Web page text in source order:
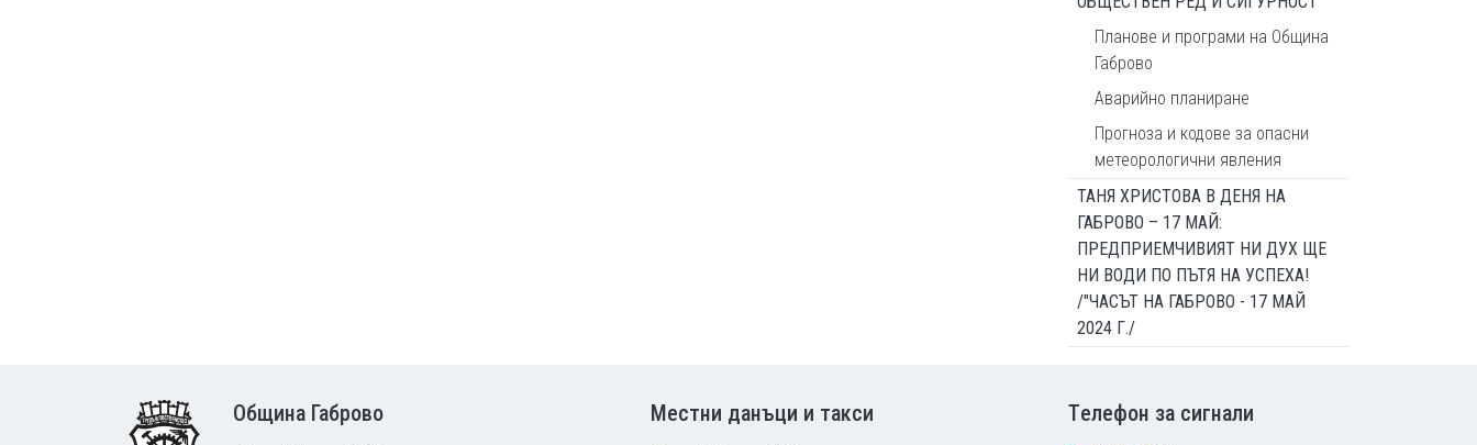
Планове и програми на Община
Габрово
Аварийно планиране
Прогноза и кодове за опасни
метеорологични явления
ТАНЯ ХРИСТОВА В ДЕНЯ НА
ГАБРОВО – 17 МАЙ:
ПРЕДПРИЕМЧИВИЯТ НИ ДУХ ЩЕ
НИ ВОДИ ПО ПЪТЯ НА УСПЕХА!
/"ЧАСЪТ НА ГАБРОВО - 17 МАЙ
2024 Г./
Община Габрово Местни данъци и такси Tелефон за сигнали